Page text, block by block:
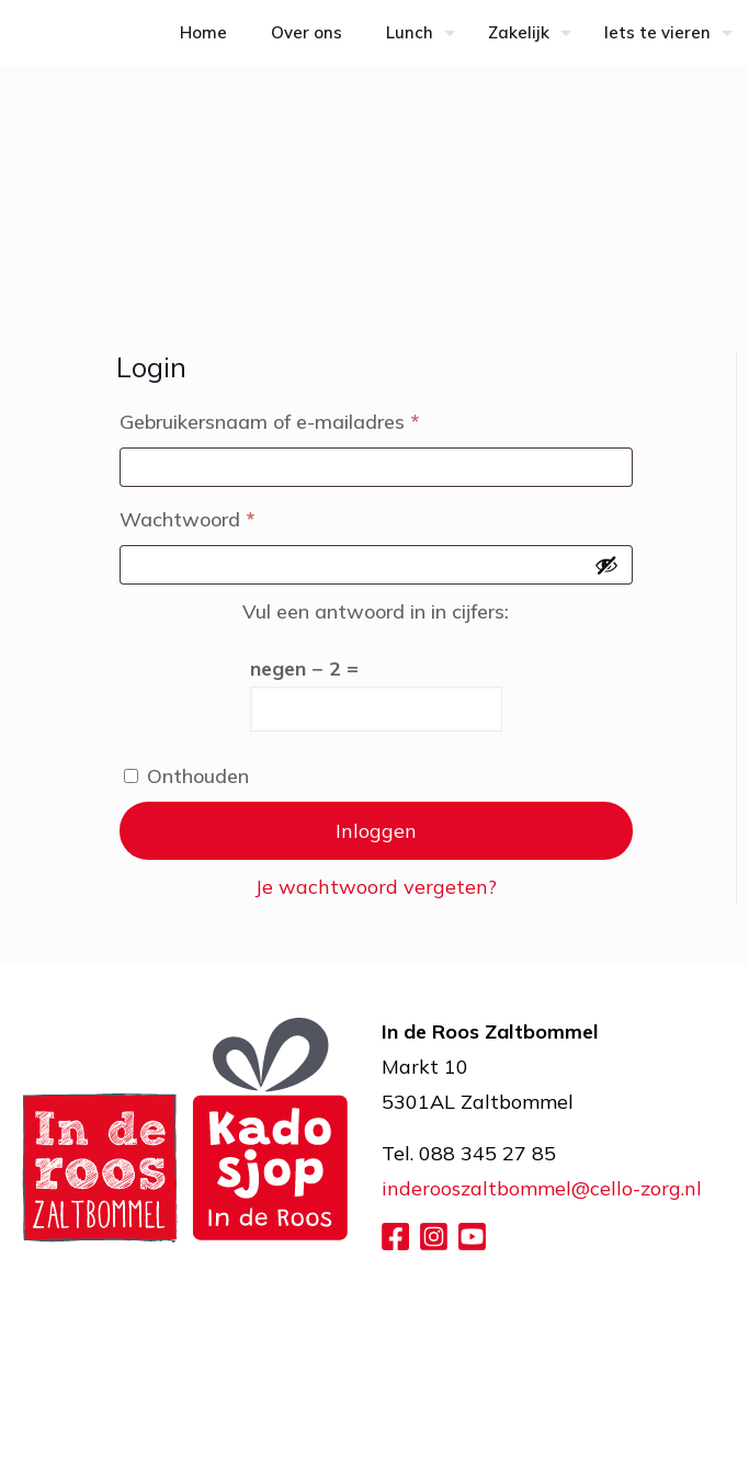
Home Over ons Lunch Zakelijk Iets te vieren
Login
Gebruikersnaam of e-mailadres *Vereist
Wachtwoord *Vereist
Vul een antwoord in in cijfers:
negen − 2 =
Onthouden
Inloggen
Je wachtwoord vergeten?
In de Roos Zaltbommel
Markt 10
5301AL Zaltbommel
Tel. 088 345 27 85
inderooszaltbommel@cello-zorg.nl